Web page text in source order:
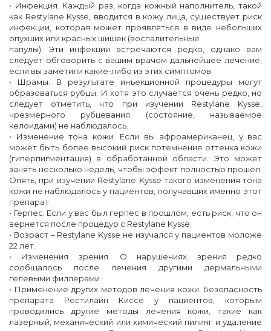
• Инфекция. Каждый раз, когда кожный наполнитель, такой
как Restylane Kysse, вводится в кожу лица, существует риск
инфекции, которая может проявляться в виде небольших
опухших или красных шишек (воспалительные
папулы). Эти инфекции встречаются редко, однако вам
следует обговорить с вашим врачом дальнейшее лечение,
если вы заметили какие-либо из этих симптомов.
• Шрамы. В результате инъекционной процедуры могут
образоваться рубцы. И хотя это случается очень редко, но
следует отметить, что при изучении Restylane Kysse,
чрезмерного рубцевания (состояние, называемое
келоидами) не наблюдалось.
• Изменение тона кожи. Если вы афроамериканец, у вас
может быть более высокий риск потемнения оттенка кожи
(гиперпигментация) в обработанной области. Это может
занять несколько недель, чтобы эффект полностью прошел.
Опять, при изучении Restylane Kysse такого изменения тона
кожи не наблюдалось у пациентов, получавших именно этот
препарат.
• Герпес. Если у вас был герпес в прошлом, есть риск, что он
вернется после процедур с Restylane Kysse.
• Возраст – Restylane Kysse не изучался у пациентов моложе
22 лет.
• Изменения зрения. О нарушениях зрения редко
сообщалось после лечения другими дермальными
гелевыми филлерами.
• Применение других методов лечения кожи. Безопасность
препарата Рестилайн Киссе у пациентов, которым
проводились другие методы лечения кожи, такие как
лазерный, механический или химический пилинг и удаление